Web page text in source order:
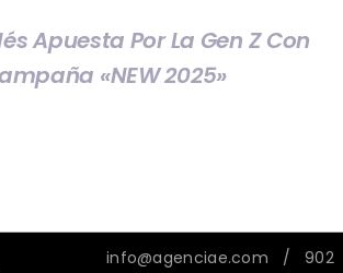
Apuesta Por La Gen Z Con
«NEW 2025»
info@agenciae.com / 902